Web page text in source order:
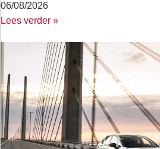
06/08/2026
Lees verder »